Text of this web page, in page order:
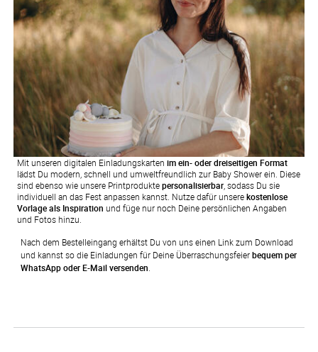
Mit unseren digitalen Einladungskarten im ein- oder dreiseitigen Format
lädst Du modern, schnell und umweltfreundlich zur Baby Shower ein. Diese
sind ebenso wie unsere Printproduktepersonalisierbar, sodass Du sie
individuell an das Fest anpassen kannst. Nutze dafür unserekostenlose
Vorlage als Inspiration und füge nur noch Deine persönlichen Angaben
und Fotos hinzu.
Nach dem Bestelleingang erhältst Du von uns einen Link zum Download
und kannst so die Einladungen für Deine Überraschungsfeier bequem per
WhatsApp oder E-Mail versenden